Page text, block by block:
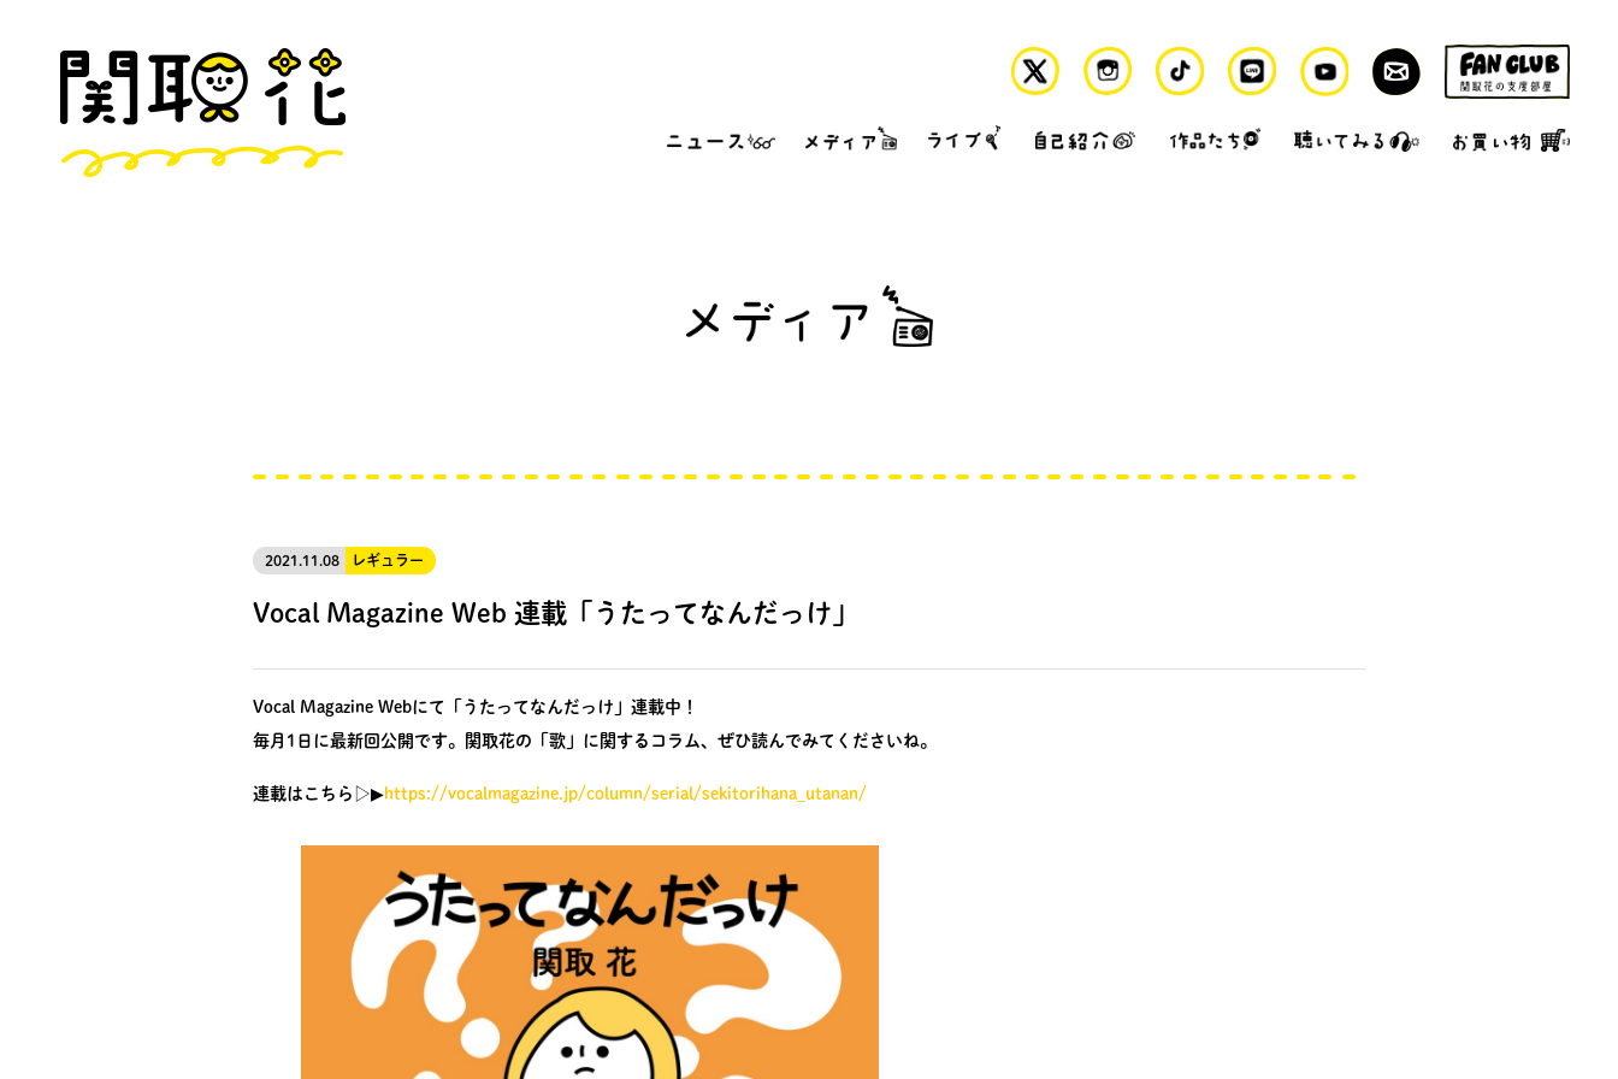
2021.11.08 レギュラー
Vocal Magazine Web 連載「うたってなんだっけ」
Vocal Magazine Webにて「うたってなんだっけ」連載中！
毎月1日に最新回公開です。関取花の「歌」に関するコラム、ぜひ読んでみてくださいね。
連載はこちら▷▶︎https://vocalmagazine.jp/column/serial/sekitorihana_utanan/